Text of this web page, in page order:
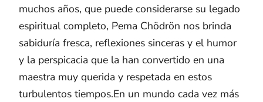
muchos años, que puede considerarse su legado
espiritual completo, Pema Chödrön nos brinda
sabiduría fresca, reflexiones sinceras y el humor
y la perspicacia que la han convertido en una
maestra muy querida y respetada en estos
turbulentos tiempos.En un mundo cada vez más